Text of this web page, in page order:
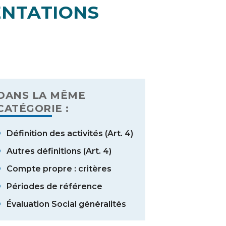
LA MÊME
:
Définition des activités (Art. 4)
Autres définitions (Art. 4)
Compte propre : critères
Périodes de référence
Évaluation Social généralités